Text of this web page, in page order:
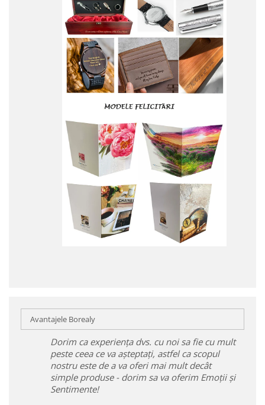
Avantajele Borealy
Dorim ca experiența dvs. cu noi sa fie cu mult
peste ceea ce va așteptați, astfel ca scopul
nostru este de a va oferi mai mult decât
simple produse - dorim sa va oferim Emoții și
Sentimente!